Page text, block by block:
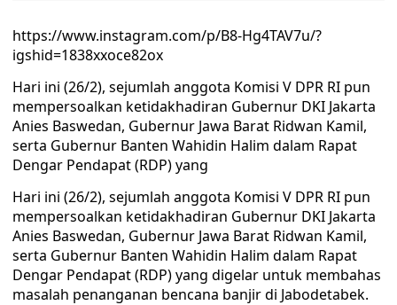
https://www.instagram.com/p/B8-Hg4TAV7u/?
igshid=1838xxoce82ox
Hari ini (26/2), sejumlah anggota Komisi V DPR RI pun
mempersoalkan ketidakhadiran Gubernur DKI Jakarta
Anies Baswedan, Gubernur Jawa Barat Ridwan Kamil,
serta Gubernur Banten Wahidin Halim dalam Rapat
Dengar Pendapat (RDP) yang
Hari ini (26/2), sejumlah anggota Komisi V DPR RI pun
mempersoalkan ketidakhadiran Gubernur DKI Jakarta
Anies Baswedan, Gubernur Jawa Barat Ridwan Kamil,
serta Gubernur Banten Wahidin Halim dalam Rapat
Dengar Pendapat (RDP) yang digelar untuk membahas
masalah penanganan bencana banjir di Jabodetabek.